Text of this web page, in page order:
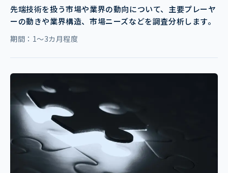
先端技術を扱う市場や業界の動向について、主要プレーヤ
ーの動きや業界構造、市場ニーズなどを調査分析します。
期間：1～3カ月程度